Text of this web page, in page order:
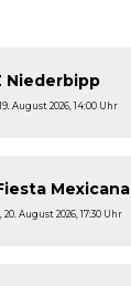
Niederbipp
August 2026, 14:00 Uhr
Mexicana
August 2026, 17:30 Uhr